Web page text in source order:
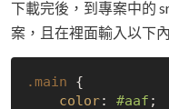
下載完後，到專案中的
案，且在裡面輸入以下內
.main {
color: #aaf ;